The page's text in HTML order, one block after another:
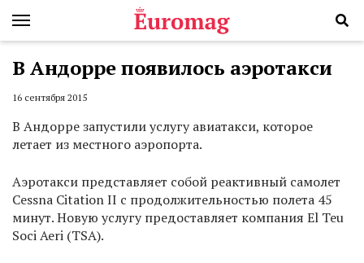
В Андорре появилось аэротакси
16 сентября 2015
В Андорре запустили услугу авиатакси, которое
летает из местного аэропорта.
Аэротакси представляет собой реактивный самолет
Cessna Citation II с продолжительностью полета 45
минут. Новую услугу предоставляет компания El Teu
Soci Aeri (TSA).